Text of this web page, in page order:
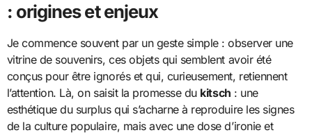
: origines et enjeux
Je commence souvent par un geste simple : observer une
vitrine de souvenirs, ces objets qui semblent avoir été
conçus pour être ignorés et qui, curieusement, retiennent
l’attention. Là, on saisit la promesse du kitsch : une
esthétique du surplus qui s’acharne à reproduire les signes
de la culture populaire, mais avec une dose d’ironie et